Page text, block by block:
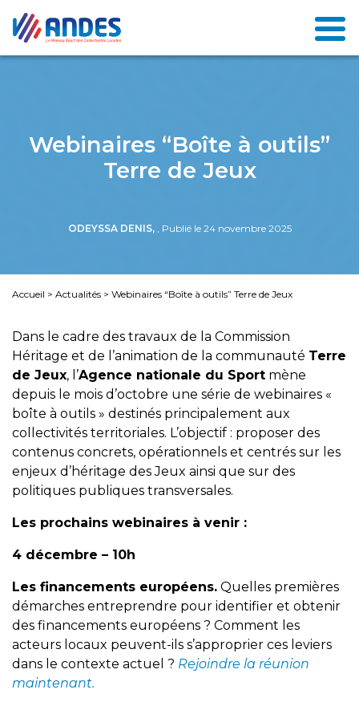
Webinaires “Boîte à outils”
Terre de Jeux
ODEYSSA DENIS, , Publié le 24 novembre 2025
Accueil > Actualités > Webinaires “Boîte à outils” Terre de Jeux
Dans le cadre des travaux de la Commission
Héritage et de l’animation de la communauté Terre
de Jeux, l’Agence nationale du Sport mène
depuis le mois d’octobre une série de webinaires «
boîte à outils » destinés principalement aux
collectivités territoriales. L’objectif : proposer des
contenus concrets, opérationnels et centrés sur les
enjeux d’héritage des Jeux ainsi que sur des
politiques publiques transversales.
Les prochains webinaires à venir :
4 décembre – 10h
Les financements européens. Quelles premières
démarches entreprendre pour identifier et obtenir
des financements européens ? Comment les
acteurs locaux peuvent-ils s’approprier ces leviers
dans le contexte actuel ? Rejoindre la réunion
maintenant.